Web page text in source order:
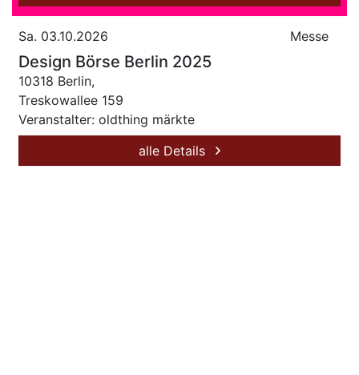
Sa. 03.10.2026 Messe
Design Börse Berlin 2025
10318 Berlin,
Treskowallee 159
Veranstalter: oldthing märkte
alle Details